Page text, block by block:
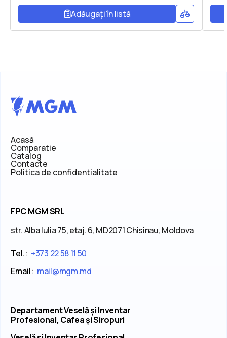
Adăugați în listă
Acasă
Comparatie
Catalog
Contacte
Politica de confidentialitate
FPC MGM SRL
str. Alba Iulia 75, etaj. 6, MD2071 Chisinau, Moldova
Tel.: +373 22 58 11 50
Email: mail@mgm.md
Departament Veselă și Inventar
Profesional, Cafea și Siropuri